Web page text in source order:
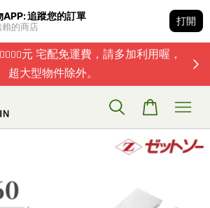
APP: 追蹤您的訂單
賴的商店
打開
元 宅配免運費，請多加利用喔，
超大型物件除外。